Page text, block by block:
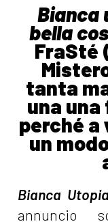
Bianca
bella
FraSté
tanta
una
perché a
un
Bianca
annuncio